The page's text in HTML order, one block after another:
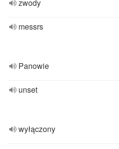
zwody
messrs
Panowie
unset
wyłączony